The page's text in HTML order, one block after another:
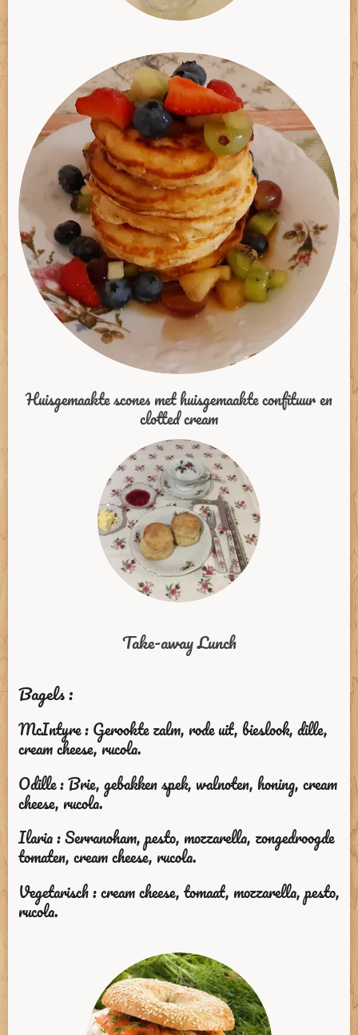
Huisgemaakte scones met huisgemaakte confituur en
clotted cream
Take-away Lunch
Bagels :
McIntyre : Gerookte zalm, rode uit, bieslook, dille,
cream cheese, rucola.
Odille : Brie, gebakken spek, walnoten, honing, cream
cheese, rucola.
Ilaria : Serranoham, pesto, mozzarella, zongedroogde
tomaten, cream cheese, rucola.
Vegetarisch : cream cheese, tomaat, mozzarella, pesto,
rucola.